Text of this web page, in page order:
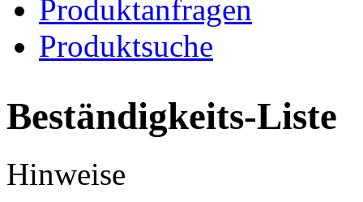
Produktanfragen
Produktsuche
Beständigkeits-Liste
Hinweise